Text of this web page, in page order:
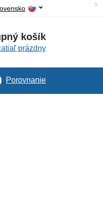
košík
prázdny
Porovnanie